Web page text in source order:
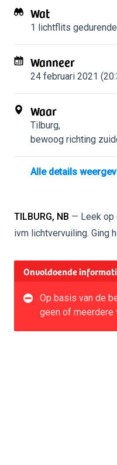
Wat
1 lichtflits
Wanneer
24 februari 2021
Waar
Tilburg,
bewoog richting
Alle details
TILBURG, NB — Leek op
ivm lichtvervuiling. Ging
Onvoldoende
Op basis van de
geen of meerdere